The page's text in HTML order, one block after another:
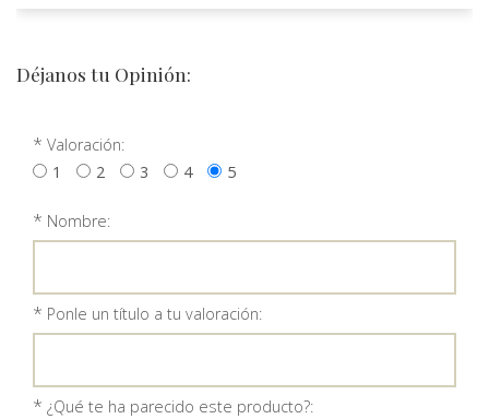
Déjanos tu Opinión:
* Valoración:
1
2 3 4 5
* Nombre:
* Ponle un título a tu valoración:
* ¿Qué te ha parecido este producto?: